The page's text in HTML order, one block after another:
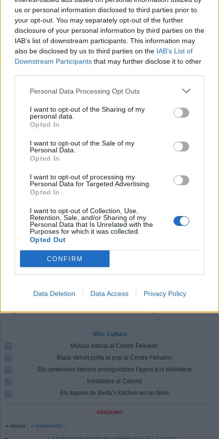
us or personal information disclosed to third parties prior to
your opt-out. You may separately opt-out of the further
disclosure of your personal information by third parties on the
IAB’s list of downstream participants. This information may
also be disclosed by us to third parties on the IAB’s List of
Downstream Participants that may further disclose it to other
Personal Data Processing Opt Outs
I want to opt-out of the Sharing of my
personal data.
Opted In
I want to opt-out of the Sale of my
Personal Data.
Opted In
I want to opt-out of processing my
Personal Data for Targeted Advertising.
Opted In
I want to opt-out of Collection, Use,
Retention, Sale, and/or Sharing of my
Personal Data that Is Unrelated with the
Purposes for which it was collected.
Opted Out
CONFIRM
Data Deletion Data Access Privacy Policy
adequades en el moment adequat i ens hi vam posar”, recorda Ramis.
El nom de la banda combina dues referències evidents: la cançó “Walking on
the Moon” i el nom del grup original.“Era la manera més reconeixible que
podíem tenir per dir que som un tribut a aquesta mítica banda
anglosaxona”.
“el grup insígnia”
de la seva vida musical. De fet, atribueix
a una antiga parella el descobriment de la banda.“Em va fer enamorar de
El músic destaca especialment la capacitat del trio britànic per fusionar estils
en plena explosió de la new wave i el punk dels anys setanta. L’objectiu de
fins i tot els arranjaments originals. M’he mirat molts directes de The Police
per captar-ne els detalls”
“surti amb la sensació
d’haver reviscut un concert de The Police”
AfegeixL'Actualcom a font preferida de
Google de forma gratuïta
ACTIVAR ARA
Comparteix
M'agrada
Identificar-me.Per escriure un comentari has d'identificar-te com a usuari de
Registrar-meSi encara no ets usuari de Lactual.cat, registra't ara.
Més Cultura
Música estival al Centre Feliuenc
Black Velvet porta el pop al Centre Feliuenc
Els centenaris literaris protagonitzen l'agost a la biblioteca
Inestables al Calissó
Els fogons de Berta’s Kitchen en un llibre
RÀNQUING
+ vistos + comentats